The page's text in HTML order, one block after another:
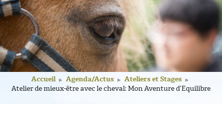
Accueil ▶ Agenda/Actus ▶ Ateliers et Stages ▶
Atelier de mieux-être avec le cheval: Mon Aventure d’Equilibre